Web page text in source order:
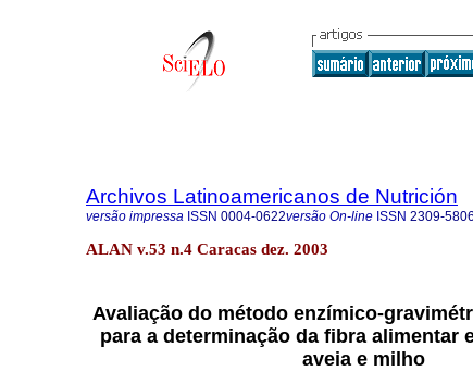
Archivos Latinoamericanos de Nutrición
versão impressa ISSN 0004-0622versão On-line ISSN 2309-5806
ALAN v.53 n.4 Caracas dez. 2003
Avaliação do método enzímico-
para a determinação da fibra alimentar
aveia e milho